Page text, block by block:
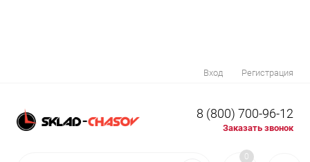
Вход Регистрация
8 (800) 700-96-12
Заказать звонок
0